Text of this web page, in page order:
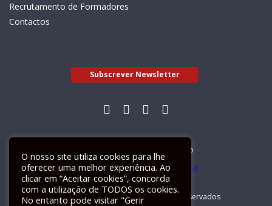
Recrutamento de Formadores
Contactos
Subscrever Newsletter
Livro de Reclamações Electrónico
GALILEU 2026 © Todos os direitos reservados
O nosso site utiliza cookies para lhe
oferecer uma melhor experiência. Ao
clicar em “Aceitar cookies”, concorda
com a utilização de TODOS os cookies.
No entanto pode visitar "Gerir